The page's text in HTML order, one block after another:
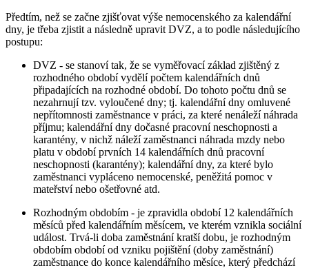
Předtím, než se začne zjišťovat výše nemocenského za kalendářní
dny, je třeba zjistit a následně upravit DVZ, a to podle následujícího
postupu:
DVZ - se stanoví tak, že se vyměřovací základ zjištěný z
rozhodného období vydělí počtem kalendářních dnů
připadajících na rozhodné období. Do tohoto počtu dnů se
nezahrnují tzv. vyloučené dny; tj. kalendářní dny omluvené
nepřítomnosti zaměstnance v práci, za které nenáleží náhrada
příjmu; kalendářní dny dočasné pracovní neschopnosti a
karantény, v nichž náleží zaměstnanci náhrada mzdy nebo
platu v období prvních 14 kalendářních dnů pracovní
neschopnosti (karantény); kalendářní dny, za které bylo
zaměstnanci vypláceno nemocenské, peněžitá pomoc v
mateřství nebo ošetřovné atd.
Rozhodným obdobím - je zpravidla období 12 kalendářních
měsíců před kalendářním měsícem, ve kterém vznikla sociální
událost. Trvá-li doba zaměstnání kratší dobu, je rozhodným
obdobím období od vzniku pojištění (doby zaměstnání)
zaměstnance do konce kalendářního měsíce, který předchází